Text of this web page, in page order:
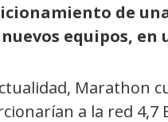
de
nuevos equipos,
Marathon
a la red 4,7